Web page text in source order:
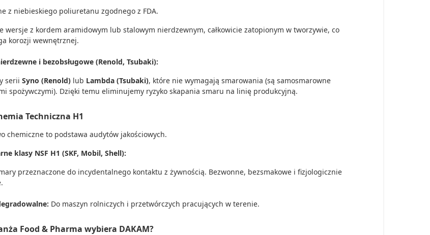
z niebieskiego poliuretanu zgodnego z FDA.
wersje z kordem aramidowym lub stalowym nierdzewnym, całkowicie zatopionym w tworzywie, co
korozji wewnętrznej.
i bezobsługowe (Renold, Tsubaki):
serii Syno (Renold) lub Lambda (Tsubaki), które nie wymagają smarowania (są samosmarowne
spożywczymi). Dzięki temu eliminujemy ryzyko skapania smaru na linię produkcyjną.
Techniczna H1
chemiczne to podstawa audytów jakościowych.
klasy NSF H1 (SKF, Mobil, Shell):
przeznaczone do incydentalnego kontaktu z żywnością. Bezwonne, bezsmakowe i fizjologicznie
Do maszyn rolniczych i przetwórczych pracujących w terenie.
Food & Pharma wybiera DAKAM?